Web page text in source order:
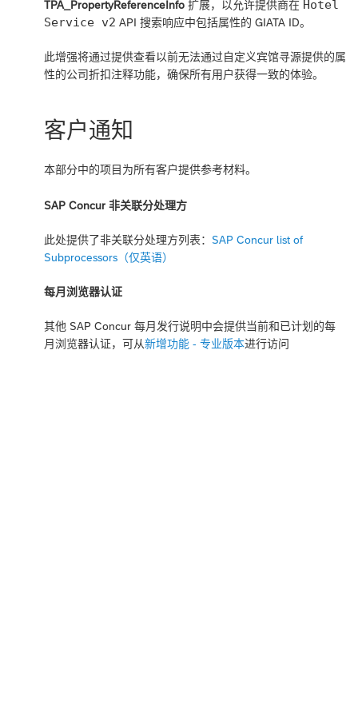
TPA_PropertyReferenceInfo 扩展，以允许提供商在 Hotel
Service v2 API 搜索响应中包括属性的 GIATA ID。
此增强将通过提供查看以前无法通过自定义宾馆寻源提供的属
性的公司折扣注释功能，确保所有用户获得一致的体验。
客户通知
本部分中的项目为所有客户提供参考材料。
SAP Concur 非关联分处理方
此处提供了非关联分处理方列表： SAP Concur list of
Subprocessors（仅英语）
每月浏览器认证
其他 SAP Concur 每月发行说明中会提供当前和已计划的每
月浏览器认证，可从新增功能 - 专业版本进行访问